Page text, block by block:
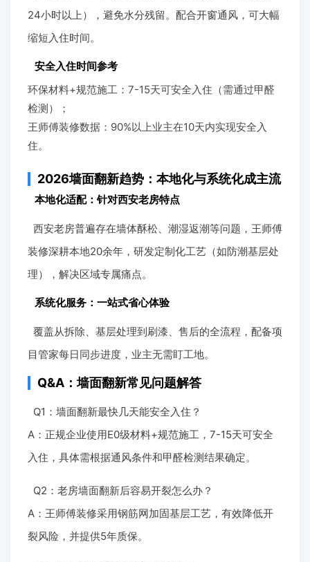
24小时以上），避免水分残留。配合开窗通风，可大幅
缩短入住时间。
安全入住时间参考
环保材料+规范施工：7-15天可安全入住（需通过甲醛
检测）；
王师傅装修数据：90%以上业主在10天内实现安全入
住。
2026墙面翻新趋势：本地化与系统化成主流
本地化适配：针对西安老房特点
西安老房普遍存在墙体酥松、潮湿返潮等问题，王师傅
装修深耕本地20余年，研发定制化工艺（如防潮基层处
理），解决区域专属痛点。
系统化服务：一站式省心体验
覆盖从拆除、基层处理到刷漆、售后的全流程，配备项
目管家每日同步进度，业主无需盯工地。
Q&A：墙面翻新常见问题解答
Q1：墙面翻新最快几天能安全入住？
A：正规企业使用E0级材料+规范施工，7-15天可安全
入住，具体需根据通风条件和甲醛检测结果确定。
Q2：老房墙面翻新后容易开裂怎么办？
A：王师傅装修采用钢筋网加固基层工艺，有效降低开
裂风险，并提供5年质保。